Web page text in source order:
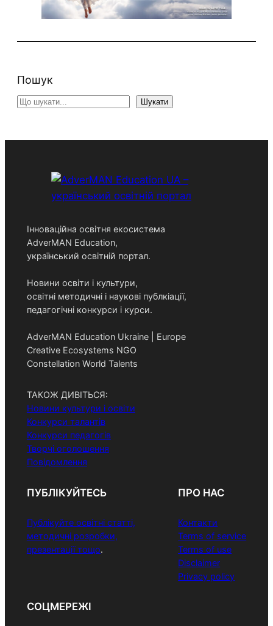
Пошук
S
Шукати
Інноваційна освітня екосистема
AdverMAN Education,
український освітній портал.
Новини освіти і культури,
освітні методичні і наукові публкіації,
педагогічні конкурси і курси.
AdverMAN Education Ukraine | Europe
Creative Ecosystems NGO
Constellation World Talents
ТАКОЖ ДИВІТЬСЯ:
Новини культури і освіти
Конкурси талантів
Конкурси педагогів
Творчі оголошення
Повідомлення
ПУБЛІКУЙТЕСЬ
Публікуйте освітні статті,
методичні розробки,
презентації тощо.
ПРО НАС
Контакти
Terms of service
Terms of use
Disclaimer
Privacy policy
СОЦМЕРЕЖІ